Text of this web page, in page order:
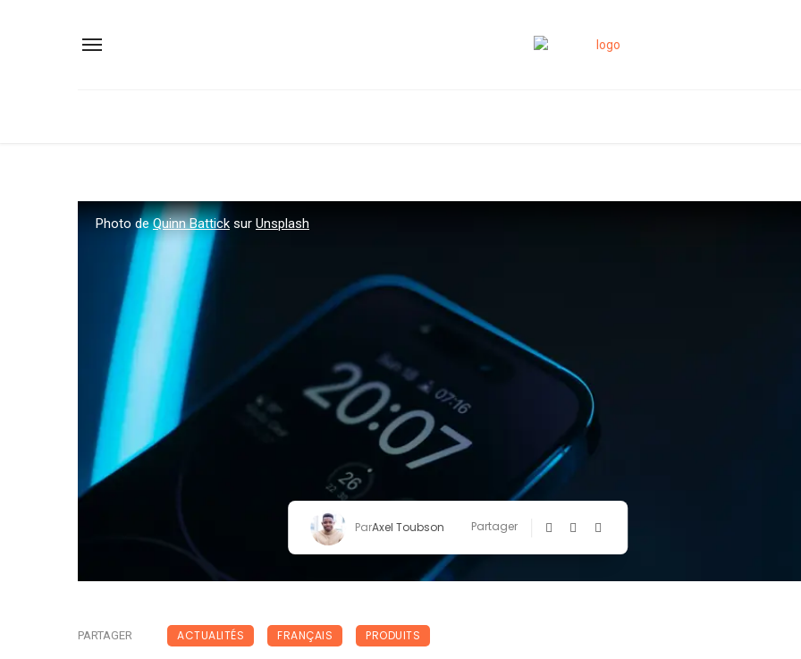
Photo deQuinn Battick sur Unsplash
ParAxel Toubson Partager
PARTAGER ACTUALITÉS FRANÇAIS PRODUITS